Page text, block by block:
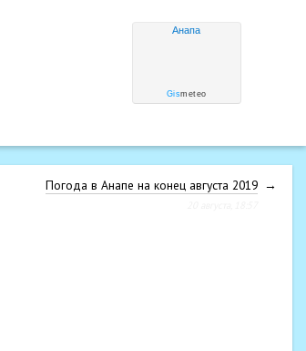
Анапа
Gismeteo
Погода в Анапе на конец августа 2019 →